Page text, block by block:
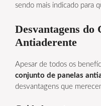
sendo mais indicado para
Desvantagens do
Antiaderente
Apesar de todos os
conjunto de panelas
desvantagens que